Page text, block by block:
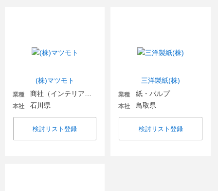
(株)マツモト
業種
本社 石川県
検討リスト登録
三洋製紙(株)
業種 紙・パルプ
本社 鳥取県
検討リスト登録